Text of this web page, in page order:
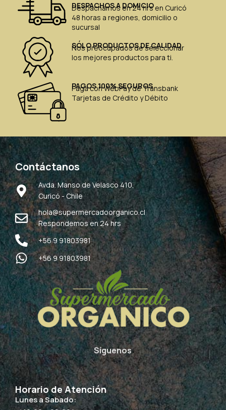
DESPACHOS A DOMICIO
Despachamos en 24 hrs en Curicó
48 horas a regiones, domicilio o
sucursal
SÓLO PRODUCTOS DE CALIDAD
Nos preocupados de seleccionar
los mejores productos para ti.
PAGOS 100% SEGUROS
Paga con WebPay de Transbank
Tarjetas de Crédito y Débito
Contáctanos
Avda. Manso de Velasco 410,
Curicó - Chile
hola@supermercadoorganico.cl
Respondemos en 24 hrs
+56 9 91803981
+56 9 91803981
Síguenos
Horario de Atención
Lunes a Sabado: